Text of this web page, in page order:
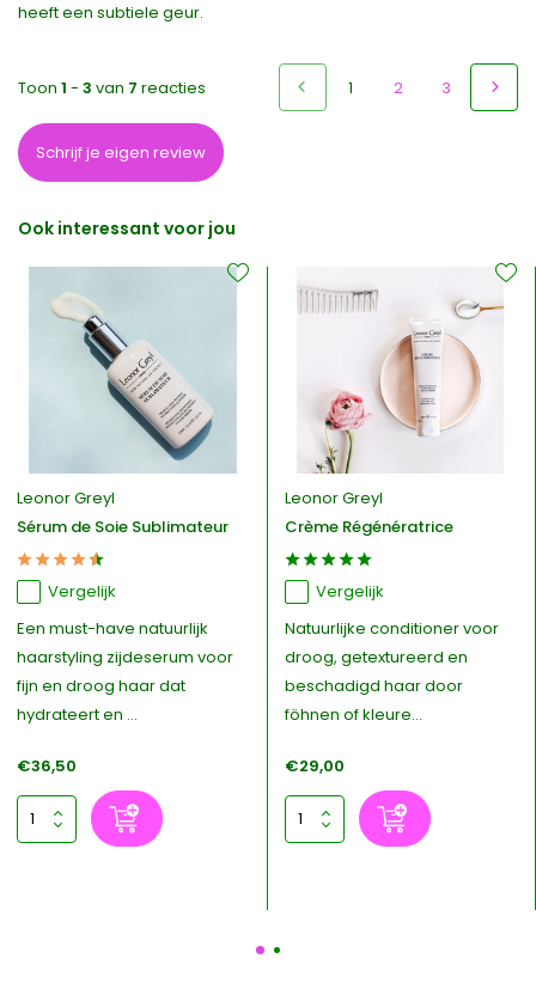
heeft een subtiele geur.
Toon 1 - 3 van 7 reacties 1 2 3
Schrijf je eigen review
Ook interessant voor jou
Leonor Greyl
Sérum de Soie Sublimateur
Vergelijk
Een must-have natuurlijk
haarstyling zijdeserum voor
fijn en droog haar dat
hydrateert en ...
€36,50
Leonor Greyl
Crème Régénératrice
Vergelijk
Natuurlijke conditioner voor
droog, getextureerd en
beschadigd haar door
föhnen of kleure...
€29,00